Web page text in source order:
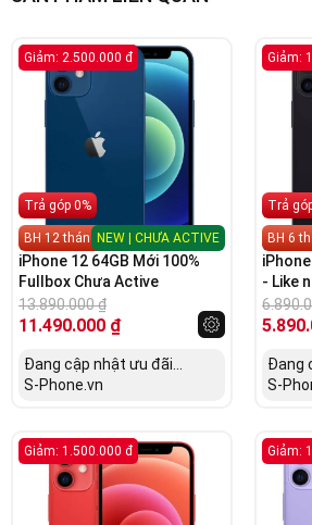
Giảm: 2.500.000 đ
Trả góp 0%
BH 12 tháng NEW | CHƯA ACTIVE
iPhone 12 64GB Mới 100%
Fullbox Chưa Active
13.890.000₫
11.490.000 ₫
Đang cập nhật ưu đãi...
S-Phone.vn
Giảm:
Trả
BH 6
- Like
Đang
S-
Giảm: 1.500.000 đ Giảm: